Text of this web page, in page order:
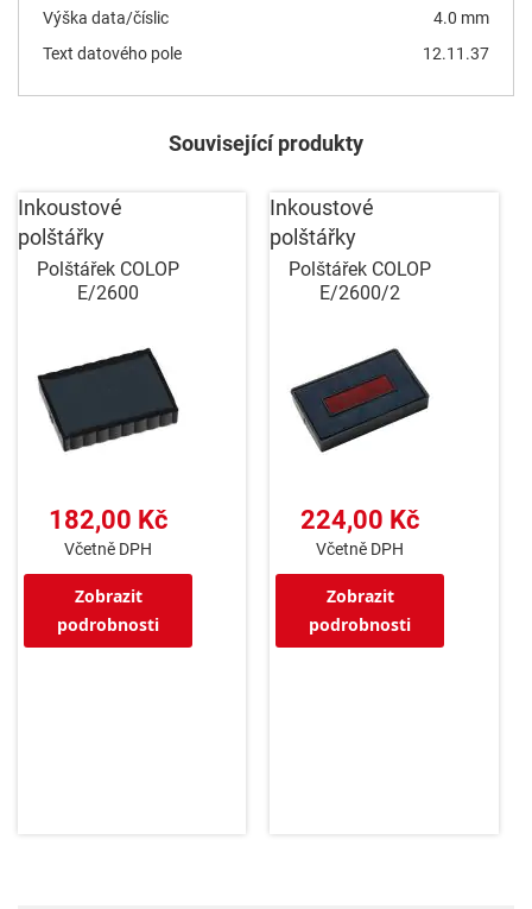
Výška data/číslic
4.0 mm
Text datového pole
12.11.37
Související produkty
Inkoustové
polštářky
Polštářek COLOP
E/2600
182,00 Kč
Včetně DPH
Zobrazit
podrobnosti
Inkoustové
polštářky
Polštářek COLOP
E/2600/2
224,00 Kč
Včetně DPH
Zobrazit
podrobnosti